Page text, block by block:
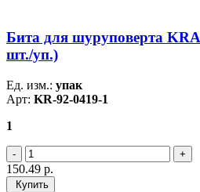
Бита для шуруповерта
шт./уп.)
Ед. изм.: упак
Арт: KR-92-0419-1
1
150.49 р.
Купить